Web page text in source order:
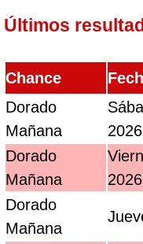
Últimos
Chance
Dorado
Mañana
2026
Dorado
Mañana
2026
Dorado
Mañana